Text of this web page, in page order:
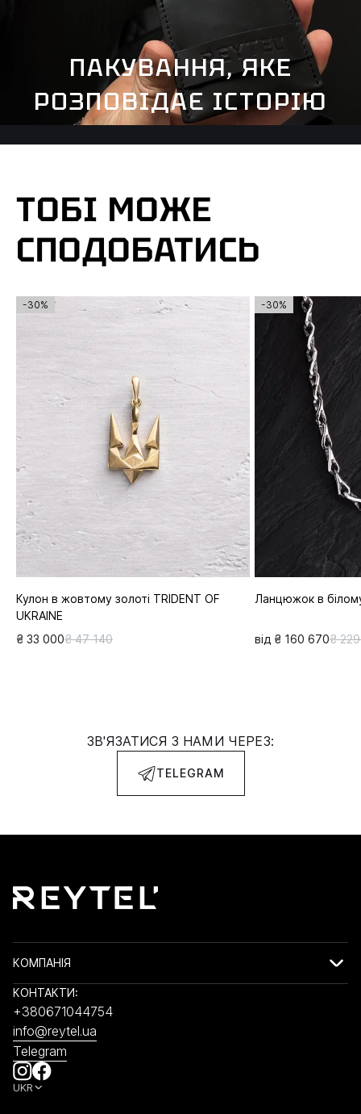
ПАКУВАННЯ, ЯКЕ
РОЗПОВІДАЄ ІСТОРІЮ
ТОБІ МОЖЕ
СПОДОБАТИСЬ
-30%
Кулон в жовтому золоті TRIDENT OF
UKRAINE
₴ 33 000₴ 47 140
-30%
Ланцюжок в
від ₴ 160 670₴
ЗВ'ЯЗАТИСЯ З НАМИ ЧЕРЕЗ:
TELEGRAM
КОМПАНІЯ
КОНТАКТИ:
+380671044754
info@reytel.ua
Telegram
UKR